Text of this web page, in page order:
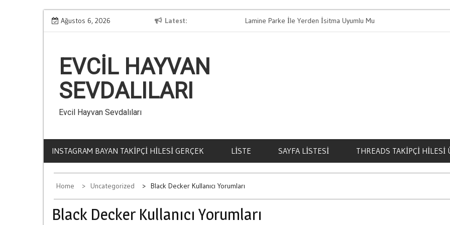
Skip
to
Ağustos 6, 2026 Latest
Kumarin Yasam Standartlarina Etkisi Lamine Parke İle Yerden İsitma Uyumlu Mu
EVCIL HAYVAN
SEVDALILARI
Evcil Hayvan Sevdalıları
INSTAGRAM BAYAN TAKIPÇI HILESI GERÇEK LISTE SAYFA LISTESI THREADS TAKIPÇI HILESI
Home Uncategorized Black Decker Kullanıcı Yorumları
Black Decker Kullanıcı Yorumları